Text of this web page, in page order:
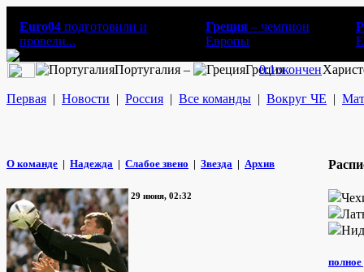
Euro04 подготовили и
провели...
Греция – чемпион
Европы
Португалия – Греция
0:1окончен
Первая | Новости | Россия | Все команды | Вокруг ЧЕ |
О команде | Надежда | Слабое звено | Звезда | Архив
29 июня, 02:32
полное